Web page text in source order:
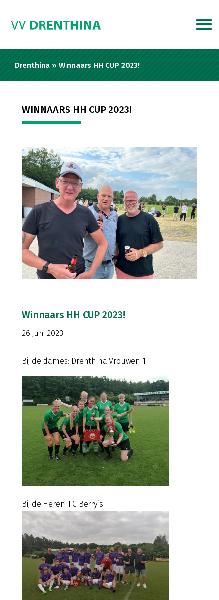
Drenthina » Winnaars HH CUP 2023!
WINNAARS HH CUP 2023!
Winnaars HH CUP 2023!
26 juni 2023
Bij de dames: Drenthina Vrouwen 1
Bij de Heren: FC Berry’s